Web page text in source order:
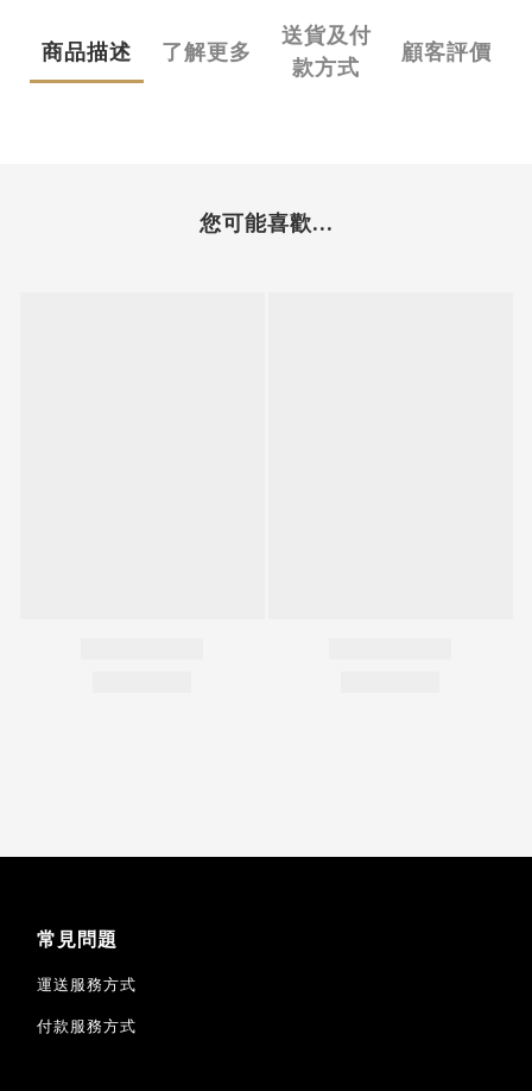
商品描述 了解更多
送貨及付
款方式
顧客評價
您可能喜歡...
常見問題
運送服務方式
付款服務方式